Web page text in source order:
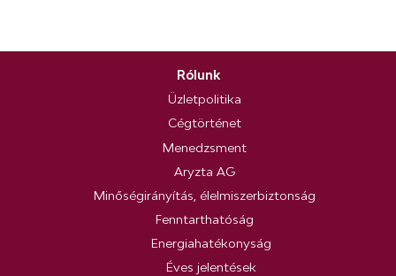
Rólunk
Üzletpolitika
Cégtörténet
Menedzsment
Aryzta AG
Minőségirányítás, élelmiszerbiztonság
Fenntarthatóság
Energiahatékonyság
Éves jelentések